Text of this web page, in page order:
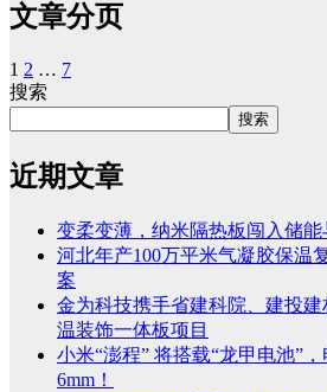
文章分页
1 2 … 7
搜索
搜索
近期文章
变柔变薄，纳米隔热板闯入储
河北年产100万平米气凝胶保温
案
金为科技携手省建科院、建投
温装饰一体板项目
小米“澎程” 将搭载“龙甲电池”
6mm！